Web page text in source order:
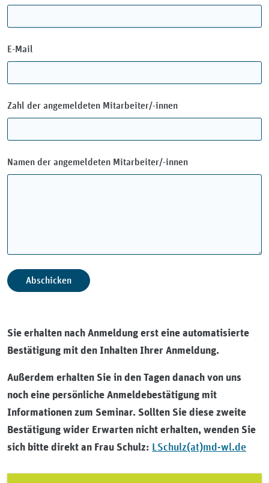
E-Mail
Zahl der angemeldeten Mitarbeiter/-innen
Namen der angemeldeten Mitarbeiter/-innen
Sie erhalten nach Anmeldung erst eine automatisierte
Bestätigung mit den Inhalten Ihrer Anmeldung.
Außerdem erhalten Sie in den Tagen danach von uns
noch eine persönliche Anmeldebestätigung mit
Informationen zum Seminar. Sollten Sie diese zweite
Bestätigung wider Erwarten nicht erhalten, wenden Sie
sich bitte direkt an Frau Schulz: LSchulz(at)md-wl.de